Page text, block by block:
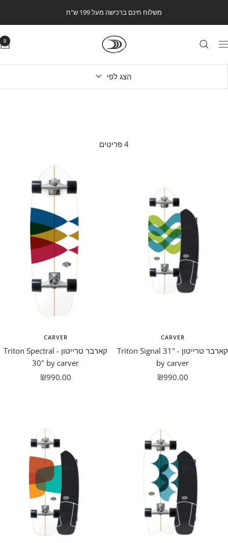
משלוח חינם ברכישה מעל 199 ש"ח
נווט
Kookintstore
0
הצג לפי
4 פריטים
CARVER
קארבר טרייטון - Triton Signal 31"
by carver
מבצע
₪990.00
CARVER
קארבר טרייטון - Triton Spectral
30" by carver
מבצע
₪990.00